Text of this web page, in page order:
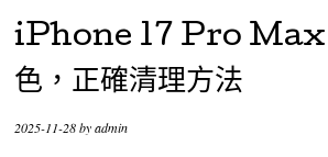
iPhone 17 Pro Max
色，正確清理方法
2025-11-28byadmin